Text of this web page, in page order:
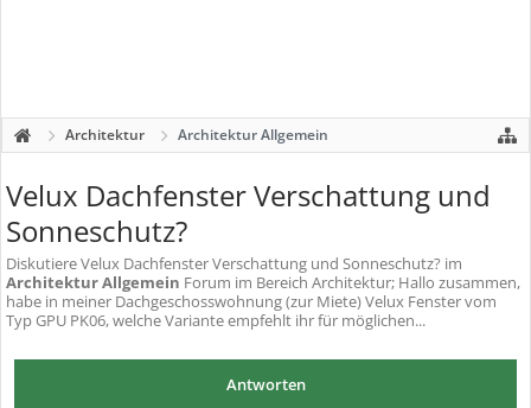
Architektur Architektur Allgemein
Velux Dachfenster Verschattung und
Sonneschutz?
DiskutiereVelux Dachfenster Verschattung und Sonneschutz? im
Architektur Allgemein Forum im Bereich Architektur; Hallo zusammen,
habe in meiner Dachgeschosswohnung (zur Miete) Velux Fenster vom
Typ GPU PK06, welche Variante empfehlt ihr für möglichen...
Antworten